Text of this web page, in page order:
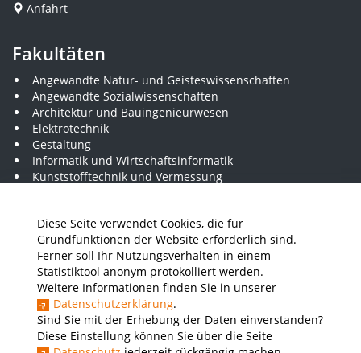
Diese Seite verwendet Cookies, die für
Grundfunktionen der Website erforderlich sind.
Ferner soll Ihr Nutzungsverhalten in einem
Statistiktool anonym protokolliert werden.
Weitere Informationen finden Sie in unserer
Datenschutzerklärung.
Sind Sie mit der Erhebung der Daten einverstanden?
Diese Einstellung können Sie über die Seite
Anfahrt
Fakultäten
Angewandte Natur- und Geisteswissenschaften
Angewandte Sozialwissenschaften
Architektur und Bauingenieurwesen
Elektrotechnik
Gestaltung
Informatik und Wirtschaftsinformatik
Kunststofftechnik und Vermessung
Wirtschaftsingenieurwesen
Presse Stellenausschreibungen Intranet THWS Store
Instagram YouTube LinkedIn
Impressum Barrierefreiheit Datenschutz